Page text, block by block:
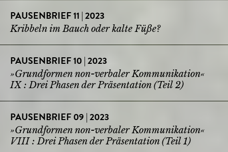
PAUSENBRIEF 11 | 2023
Kribbeln im Bauch oder kalte Füße?
PAUSENBRIEF 10 | 2023
»Grundformen non-verbaler Kommunikation«
IX : Drei Phasen der Präsentation (Teil 2)
PAUSENBRIEF 09 | 2023
»Grundformen non-verbaler Kommunikation«
VIII : Drei Phasen der Präsentation (Teil 1)